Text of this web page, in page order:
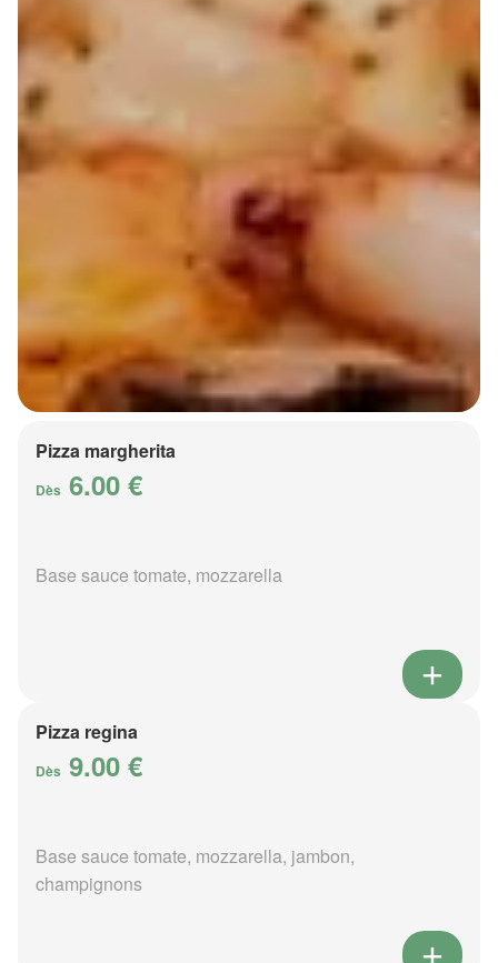
Pizza margherita
Dès 6.00 €
Base sauce tomate, mozzarella
Pizza regina
Dès 9.00 €
Base sauce tomate, mozzarella, jambon,
champignons